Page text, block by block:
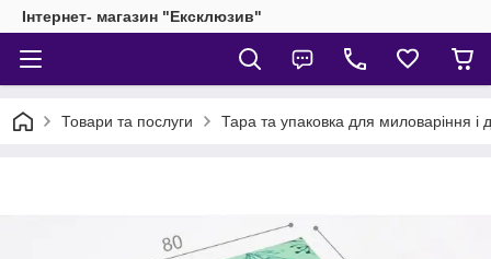
Інтернет- магазин "Ексклюзив"
Товари та послуги Тара та упаковка для миловаріння і